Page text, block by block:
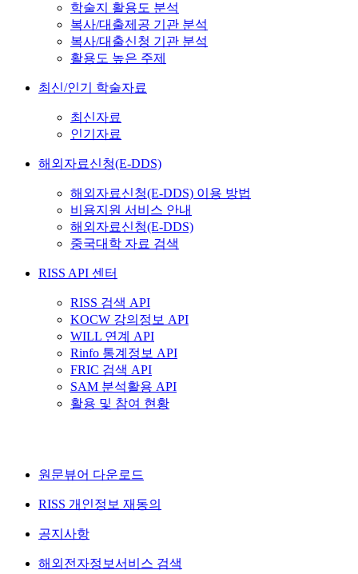
학술지 활용도 분석
복사/대출제공 기관 분석
복사/대출신청 기관 분석
활용도 높은 주제
최신/인기 학술자료
최신자료
인기자료
해외자료신청(E-DDS)
해외자료신청(E-DDS) 이용 방법
비용지원 서비스 안내
해외자료신청(E-DDS)
중국대학 자료 검색
RISS API 센터
RISS 검색 API
KOCW 강의정보 API
WILL 연계 API
Rinfo 통계정보 API
FRIC 검색 API
SAM 분석활용 API
활용 및 참여 현황
원문뷰어 다운로드
RISS 개인정보 재동의
공지사항
해외전자정보서비스 검색